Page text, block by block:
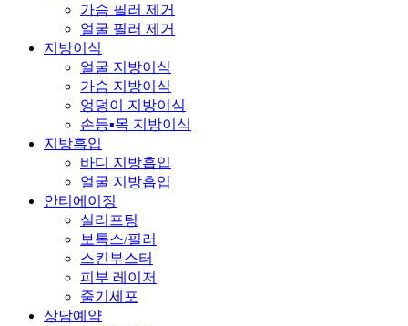
가슴 필러 제거
얼굴 필러 제거
지방이식
얼굴 지방이식
가슴 지방이식
엉덩이 지방이식
손등▪목 지방이식
지방흡입
바디 지방흡입
얼굴 지방흡입
안티에이징
실리프팅
보톡스/필러
스킨부스터
피부 레이저
줄기세포
상담예약